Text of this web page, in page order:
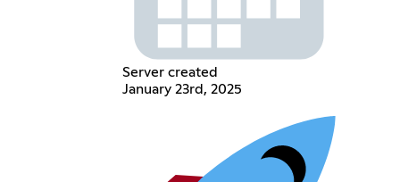
Server created
January 23rd, 2025